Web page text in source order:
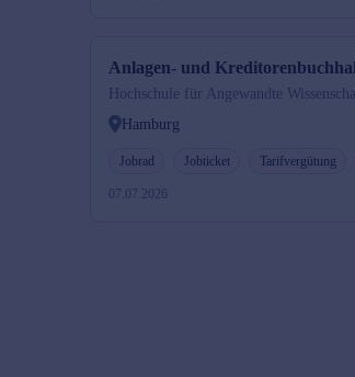
Anlagen- und
Hochschule für Angewandte
Hamburg
Jobrad Jobticket Tarifvergütung
07.07.2026